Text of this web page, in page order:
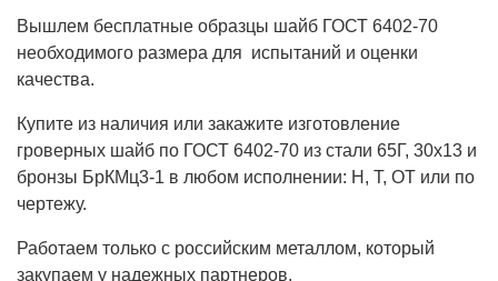
Вышлем бесплатные образцы шайб ГОСТ 6402-70
необходимого размера для испытаний и оценки
качества.
Купите из наличия или закажите изготовление
гроверных шайб по ГОСТ 6402-70 из стали 65Г, 30х13 и
бронзы БрКМц3-1 в любом исполнении: Н, Т, ОТ или по
чертежу.
Работаем только с российским металлом, который
закупаем у надежных партнеров.